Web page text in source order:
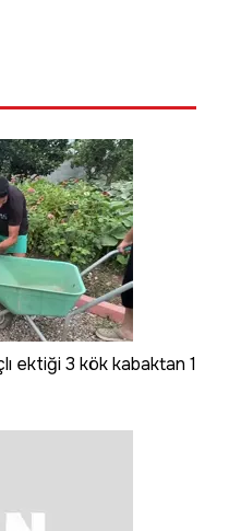
ektiği 3 kök kabaktan 1